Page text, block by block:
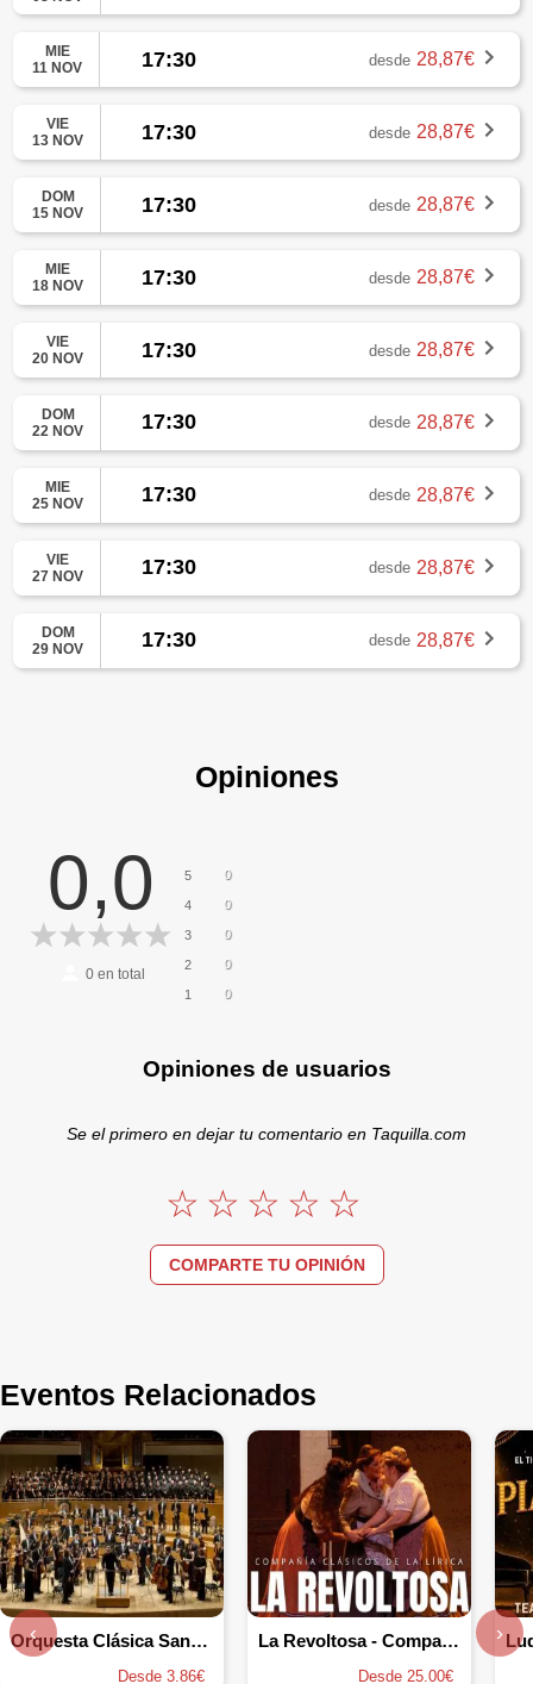
MIE
11 NOV
17:30 desde 28,87€
VIE
13 NOV
17:30 desde 28,87€
DOM
15 NOV
17:30 desde 28,87€
MIE
18 NOV
17:30 desde 28,87€
VIE
20 NOV
17:30 desde 28,87€
DOM
22 NOV
17:30 desde 28,87€
MIE
25 NOV
17:30 desde 28,87€
VIE
27 NOV
17:30 desde 28,87€
DOM
29 NOV
17:30 desde 28,87€
Opiniones
0,0
0en total
5 0
4 0
3 0
2 0
1 0
Opiniones de usuarios
Se el primero en dejar tu comentario en Taquilla.com
COMPARTE TU OPINIÓN
Eventos Relacionados
Orquesta Clásica Santa Cecilia
Desde 3.86€
La Revoltosa - Compañía Clásicos de la Lírica
Desde 25.00€
‹ ›